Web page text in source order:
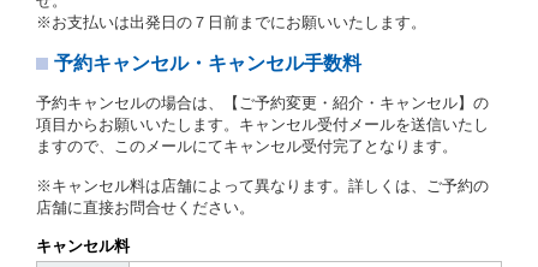
第３章／貸 渡 し
第７条（貸渡契約の締結）
借受人は第２条第１項に定める借受条件を明示し、当
社はこの約款、料金表等により貸渡条件を明示して、
貸渡契約を締結するものとします。ただし、貸し渡す
ことができるレンタカーがない場合又は借受人若しく
は運転者が第８条第１項若しくは第２項各号のいずれ
かに該当する場合を除きます。
１項に定める貸渡料金を支払うものとします。
※お支払いは出発日の７日前までにお願いいたします。
予約キャンセル・キャンセル手数料
予約キャンセルの場合は、【ご予約変更・紹介・キャンセル】の
項目からお願いいたします。キャンセル受付メールを送信いたし
ますので、このメールにてキャンセル受付完了となります。
※キャンセル料は店舗によって異なります。詳しくは、ご予約の
店舗に直接お問合せください。
キャンセル料